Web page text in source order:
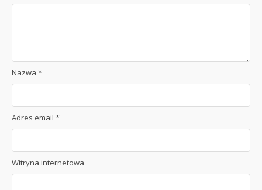
Nazwa *
Adres email *
Witryna internetowa